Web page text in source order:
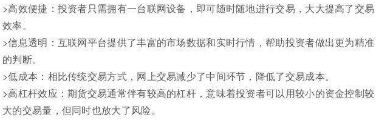
>高效便捷：投资者只需拥有一台联网设备，即可随时随地进行交易，大大提高了交易
效率。
>信息透明：互联网平台提供了丰富的市场数据和实时行情，帮助投资者做出更为精准
的判断。
>低成本：相比传统交易方式，网上交易减少了中间环节，降低了交易成本。
>高杠杆效应：期货交易通常伴有较高的杠杆，意味着投资者可以用较小的资金控制较
大的交易量，但同时也放大了风险。